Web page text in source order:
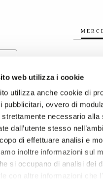
web utilizza i cookie
utilizza anche cookie di
pubblicitari, ovvero di
strettamente necessario
dall’utente stesso
di effettuare analisi e
inoltre informazioni sul
si occupano di analisi dei
con altre informazioni che